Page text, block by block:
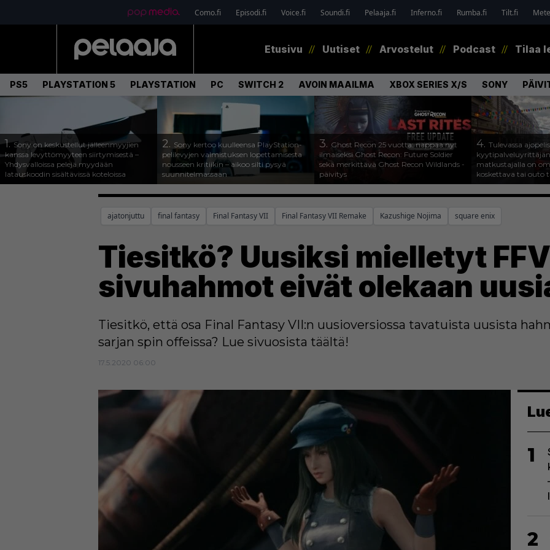
Como.fi Episodi.fi Voice.fi Soundi.fi Pelaaja.fi Inferno.fi Rumba.fi Tilt.fi
Etusivu Uutiset Arvostelut Podcast Tilaa
PS5 PLAYSTATION 5 PLAYSTATION PC SWITCH 2 AVOIN MAAILMA XBOX SERIES X/S SONY
1.Sony on keskustellut jälleenmyyjien
kanssa levyttömyyteen siirtymisestä –
Yhdysvalloissa pelejä myydään
latauskoodin sisältävissä koteloissa
2. Sony kertoo kuulleensa PlayStation-
pelilevyjen valmistuksen lopettamisesta
nousseen kritiikin – aikoo silti pysyä
suunnitelmassaan
3. Ghost Recon 25 vuotta: nappaa nyt
ilmaiseksi Ghost Recon: Future Soldier
sekä merkittävä Ghost Recon Wildlands -
päivitys
4. Tulevassa
kyytipalveluyrittäjän
matkustajalla on
koskettava tai outo
ajatonjuttu final fantasy Final Fantasy VII Final Fantasy VII Remake Kazushige Nojima square enix
Tiesitkö? Uusiksi mielletyt
sivuhahmot eivät olekaan
Tiesitkö, että osa Final Fantasy VII:n uusioversiossa tavatuista uusista
sarjan spin offeissa? Lue sivuosista täältä!
17.5.2020 06:00
1
2